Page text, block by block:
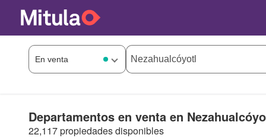
Departamentos en venta en
22,117 propiedades disponibles